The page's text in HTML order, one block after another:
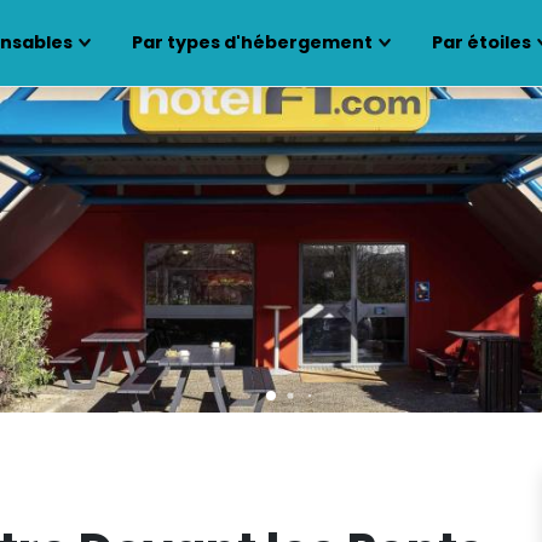
Par types d'hébergement Par étoiles